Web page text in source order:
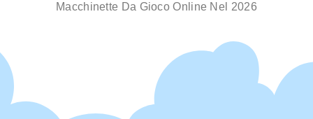
Macchinette Da Gioco Online Nel 2026